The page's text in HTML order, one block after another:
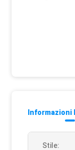
Informazioni
Stile: